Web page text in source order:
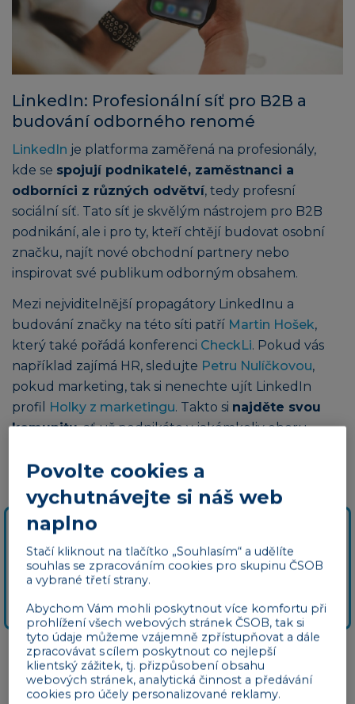
LinkedIn: Profesionální síť pro B2B a
budování odborného renomé
LinkedIn je platforma zaměřená na profesionály,
kde se spojují podnikatelé, zaměstnanci a
odborníci z různých odvětví, tedy profesní
sociální síť. Tato síť je skvělým nástrojem pro B2B
podnikání, ale i pro ty, kteří chtějí budovat osobní
značku, najít nové obchodní partnery nebo
inspirovat své publikum odborným obsahem.
Mezi nejviditelnější propagátory LinkedInu a
budování značky na této síti patří Martin Hošek,
který také pořádá konferenci CheckLi. Pokud vás
například zajímá HR, sledujte Petru Nulíčkovou,
pokud marketing, tak si nenechte ujít LinkedIn
profil
Holky z marketingu. Takto si najděte svou
komunitu, ať už podnikáte v jakémkoliv oboru –
zákazníky.
V dalších dílech našeho článku o sociálních
sítích zjistíte, jak využítFacebook a
InstagramneboX (dříve Twitter) a
Pinterest pro růst vašeho podnikání.
1. Optimalizujte svůj osobní i firemní profil
Váš profil na LinkedIn je vaší vizitkou. Ať už
Povolte cookies a
vychutnávejte si náš web
naplno
Stačí kliknout na tlačítko „Souhlasím“ a udělíte
souhlas se zpracováním cookies pro skupinu ČSOB
a vybrané třetí strany.
Abychom Vám mohli poskytnout více komfortu při
prohlížení všech webových stránek ČSOB, tak si
tyto údaje můžeme vzájemně zpřístupňovat a dále
zpracovávat s cílem poskytnout co nejlepší
klientský zážitek, tj. přizpůsobení obsahu
webových stránek, analytická činnost a předávání
cookies pro účely personalizované reklamy.